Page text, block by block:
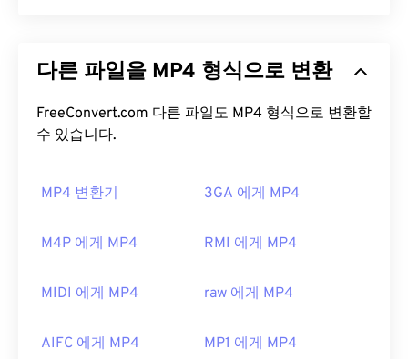
다. 다양한 기기 및 운영 체제와 호환되며,코덱을
사
파일을 제공합니다. 또한 YouTube와 같은 인터넷 스
트리밍에도 널리 사용되는 비디오 형식입니다. 많은
열립니다. 파일을 두 번 클릭하면 열립니다. 타사 소
프트웨어는 필요하지 않습니다. Windows에서는
로 열립니다.
다른 파일을 MP4 형식으로 변환
FreeConvert.com 다른 파일도 MP4 형식으로 변환할
수 있습니다.
MP4 변환기 3GA 에게 MP4
M4P 에게 MP4 RMI 에게 MP4
MIDI 에게 MP4 raw 에게 MP4
AIFC 에게 MP4 MP1 에게 MP4